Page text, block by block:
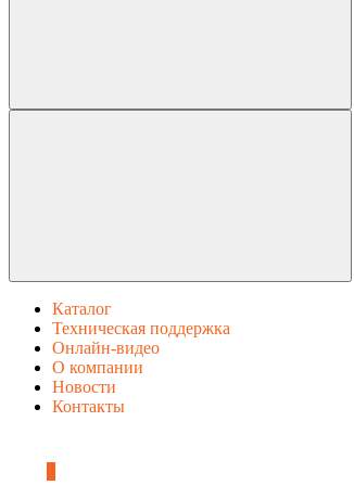
Каталог
Техническая поддержка
Онлайн-видео
О компании
Новости
Контакты